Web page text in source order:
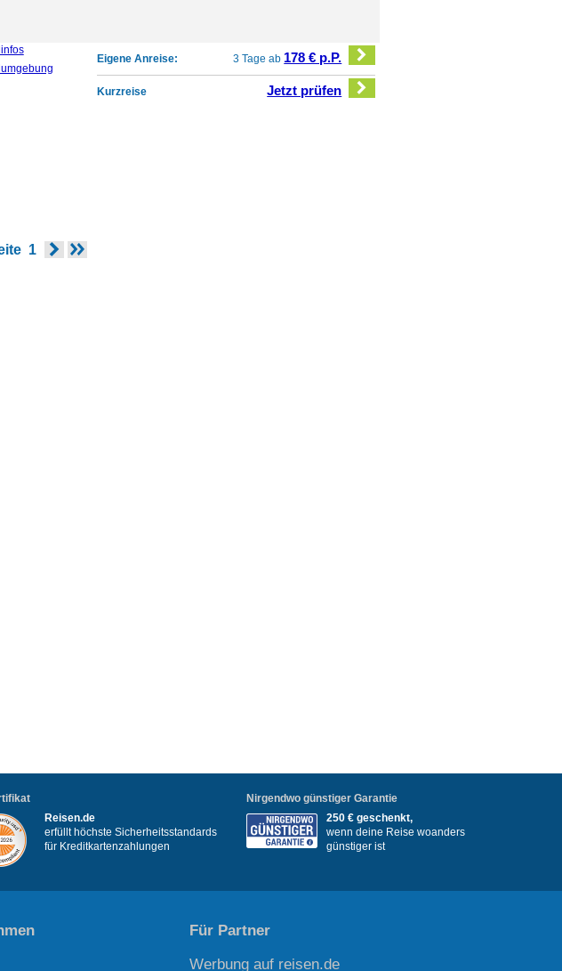
Eigene Anreise: 3 Tage ab 178 € p.P.
Kurzreise Jetzt prüfen
1
Reisen.de
erfüllt höchste Sicherheitsstandards
für Kreditkartenzahlungen
Nirgendwo günstiger Garantie
250 € geschenkt,
wenn deine Reise woanders
günstiger ist
Für Partner
Werbung auf reisen.de